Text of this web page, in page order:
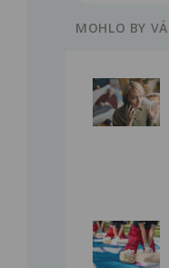
MOHLO BY